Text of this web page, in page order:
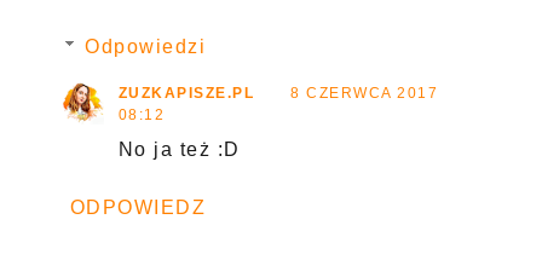
Odpowiedzi
ZUZKAPISZE.PL
8 CZERWCA 2017
08:12
No ja też :D
ODPOWIEDZ